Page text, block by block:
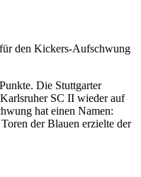
den Kickers-Aufschwung
Die Stuttgarter
SC II wieder auf
hat einen Namen:
der Blauen erzielte der